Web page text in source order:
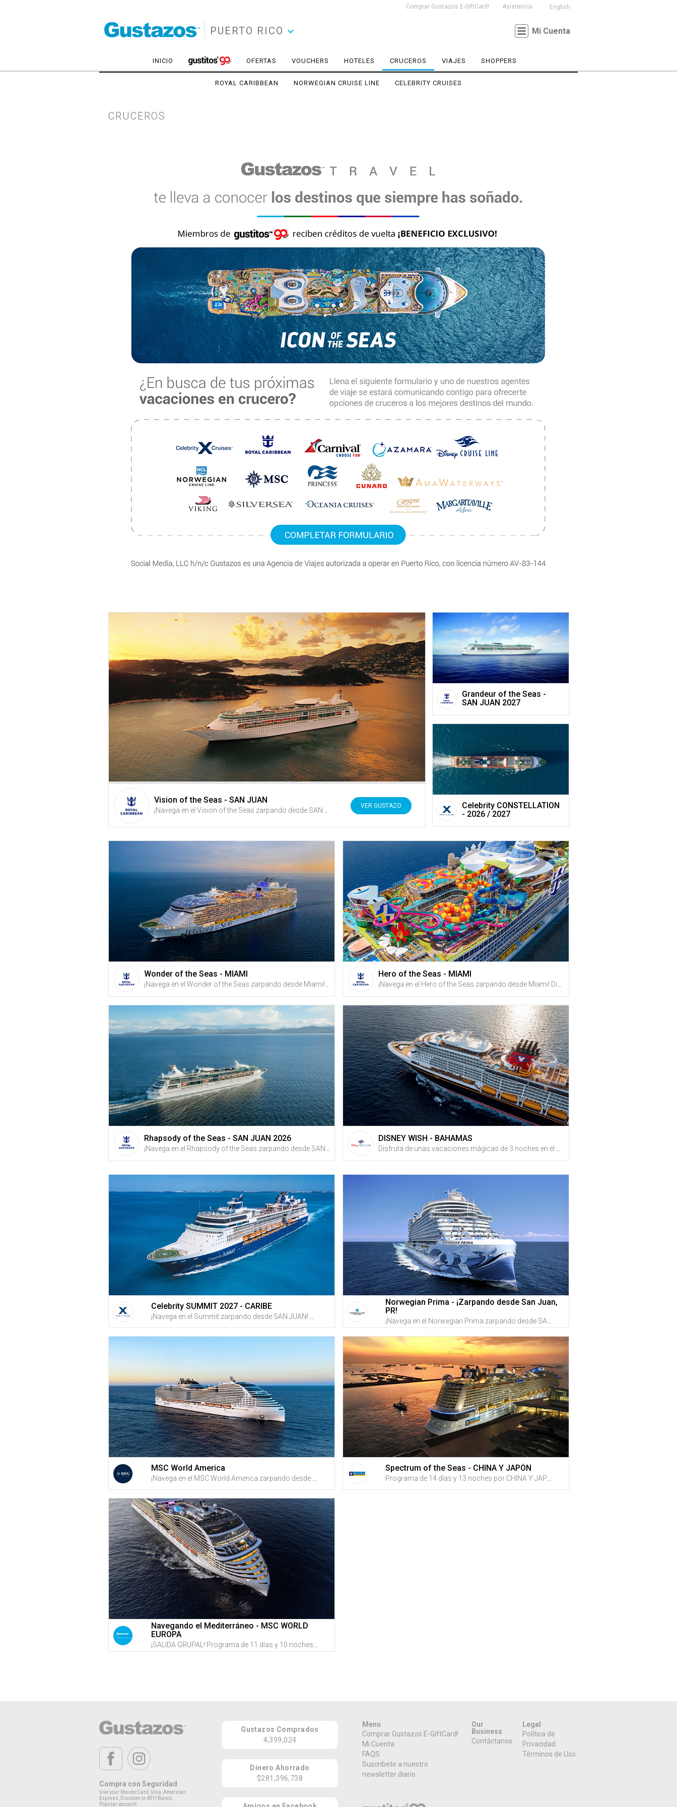
PUERTO RICO
English
Asistencia
Comprar Gustazos E-GiftCard!
Mi Cuenta
INICIO OFERTAS VOUCHERS HOTELES CRUCEROS VIAJES SHOPPERS
ROYAL CARIBBEAN NORWEGIAN CRUISE LINE CELEBRITY CRUISES
CRUCEROS
Vision of the Seas - SAN JUAN
VER GUSTAZO
Grandeur of the Seas -
SAN JUAN 2027
Celebrity CONSTELLATION
- 2026 / 2027
Wonder of the Seas - MIAMI Hero of the Seas - MIAMI
Rhapsody of the Seas - SAN JUAN 2026 DISNEY WISH - BAHAMAS
Celebrity SUMMIT 2027 - CARIBE
Norwegian Prima - ¡Zarpando desde San Juan,
PR!
MSC World America Spectrum of the Seas - CHINA Y JAPÓN
Navegando el Mediterráneo - MSC WORLD
EUROPA
Compra con Seguridad
Use your MasterCard, Visa, American
Express, Discover or ATH Banco
Popular account.
Gustazos Comprados
4,399,024
Dinero Ahorrado
$281,396,738
Menu
Comprar Gustazos E-GiftCard!
Mi Cuenta
FAQS
Suscribete a nuestro
newsletter diario
Our
Business
Contáctanos
Legal
Política de
Privacidad
Términos de Uso